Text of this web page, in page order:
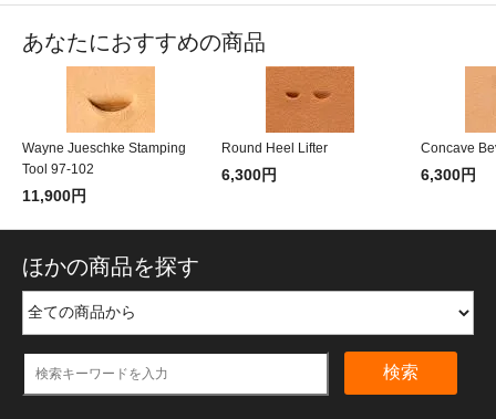
あなたにおすすめの商品
Wayne Jueschke Stamping
Tool 97-102
11,900円
Round Heel Lifter
6,300円
Concave
6,300円
ほかの商品を探す
検索